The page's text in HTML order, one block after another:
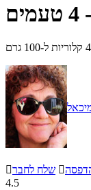
שלח לחבר 
4.5